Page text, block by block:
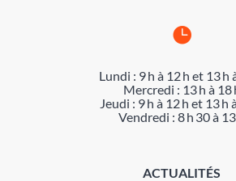

Lundi : 9 h à 12 h et 13 h
Mercredi : 13 h à 18
Jeudi : 9 h à 12 h et 13 h
Vendredi : 8 h 30 à
ACTUALITÉS